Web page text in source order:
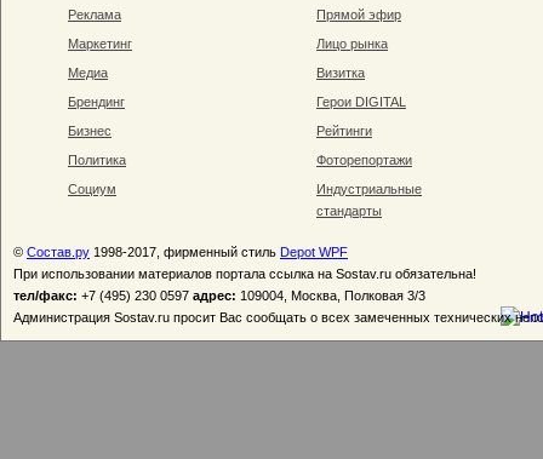
Реклама
Маркетинг
Медиа
Брендинг
Бизнес
Политика
Социум
Прямой эфир
Лицо рынка
Визитка
Герои DIGITAL
Рейтинги
Фоторепортажи
Индустриальные
стандарты
© Состав.ру 1998-2017, фирменный стиль Depot WPF
При использовании материалов портала ссылка на Sostav.ru обязательна!
тел/факс: +7 (495) 230 0597 адрес: 109004, Москва, Полковая 3/3
Администрация Sostav.ru просит Вас сообщать о всех замеченных технических